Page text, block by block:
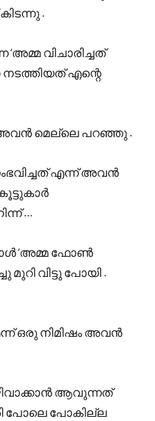
.
വിചാരിച്ചത്
നടത്തിയത് എന്റെ
മെല്ലെ പറഞ്ഞു .
എന്ന് അവൻ
…
‘അമ്മ ഫോൺ
വിട്ടു പോയി .
ഒരു നിമിഷം അവൻ
ആവുന്നത്
പോലെ പോകില്ല